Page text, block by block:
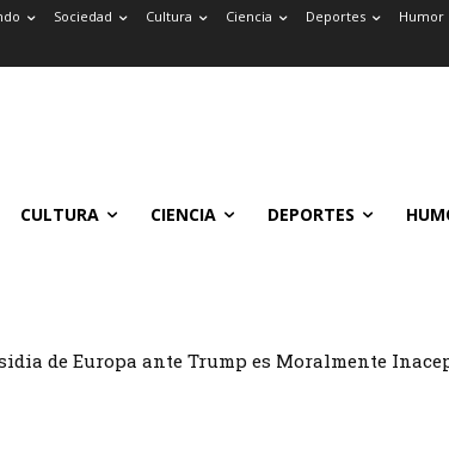
Sociedad Cultura Ciencia Deportes Humor
CULTURA CIENCIA DEPORTES
de Europa ante Trump es Moralmente